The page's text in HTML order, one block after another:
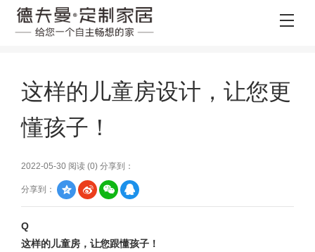
这样的儿童房设计，让您更
懂孩子！
2022-05-30 阅读 (0) 分享到：
分享到：
Q
这样的儿童房，让您跟懂孩子！